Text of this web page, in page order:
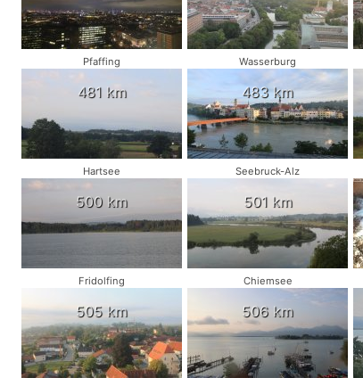
Pfaffing
481 km
Wasserburg
483 km
Hartsee
500 km
Seebruck-Alz
501 km
Fridolfing
505 km
Chiemsee
506 km